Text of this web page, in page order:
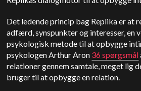
Det ledende princip bag Replika er at
adfærd, synspunkter og interesser, en
psykologisk metode til at opbygge
psykologen Arthur Aron 36 spørgsmål
relationer gennem samtale, meget lig
bruger til at opbygge en relation.